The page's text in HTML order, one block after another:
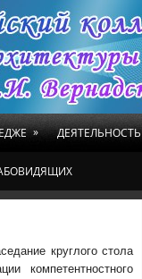
» ДЕЯТЕЛЬНОСТЬ
круглого стола
компетентностного